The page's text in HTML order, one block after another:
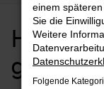
günstig
einem
Sie die
Weitere
Folgende